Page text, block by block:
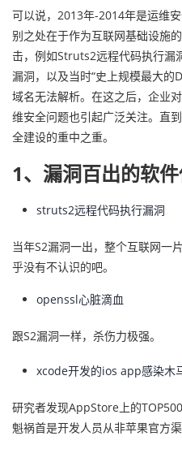
藏
可以说，2013年-2014年是运维
别之处在于作为互联网基础设施
击，例如Struts2远程代码执行
漏洞，以及当时“史上规模最大的
域名无法解析。在这之后，企业
维安全问题也引起广泛关注。直
全建设的重中之重。
1、漏洞百出的软
struts2远程代码执行漏洞
当年S2漏洞一出，整个互联网一
乎没有不认识的吧。
openssl心脏滴血
跟S2漏洞一样，杀伤力极强。
xcode开发的ios app感染木
研究者发现AppStore上的
魁祸首是开发人员从非苹果官方